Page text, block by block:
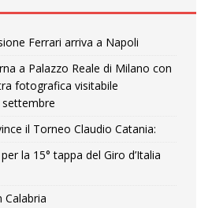
Ferrari arriva a Napoli
a Palazzo Reale di Milano con
fotografica visitabile
il Torneo Claudio Catania:
la 15° tappa del Giro d’Italia
Calabria